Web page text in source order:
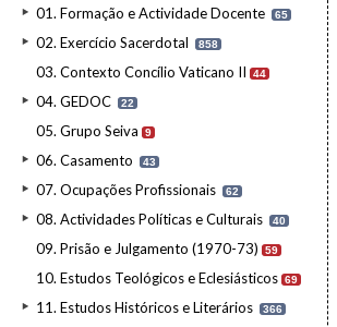
01. Formação e Actividade Docente 65
02. Exercício Sacerdotal 858
03. Contexto Concílio Vaticano II 44
04. GEDOC 22
05. Grupo Seiva 9
06. Casamento 43
07. Ocupações Profissionais 62
08. Actividades Políticas e Culturais 40
09. Prisão e Julgamento (1970-73) 59
10. Estudos Teológicos e Eclesiásticos 69
11. Estudos Históricos e Literários 366